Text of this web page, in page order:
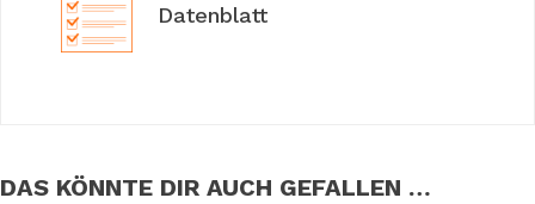
Datenblatt
DAS KÖNNTE DIR AUCH GEFALLEN …